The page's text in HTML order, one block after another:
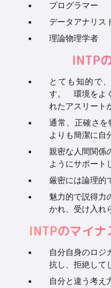
プログラマー
データアナリス
理論物理学者
INTP
とても知的で
す。 環境をよ
れたアスリート
通常、正確さを
よりも簡潔に自
親密な人間関係
ようにサポート
厳密には論理的
魅力的で説得力
かれ、受け入れ
INTPのマイ
自分自身のロジ
抗し、拒絶して
自分と違う考え